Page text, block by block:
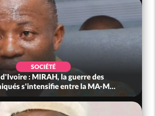
SOCIÉTÉ
: MIRAH, la guerre des
s'intensifie entre la MA-M...